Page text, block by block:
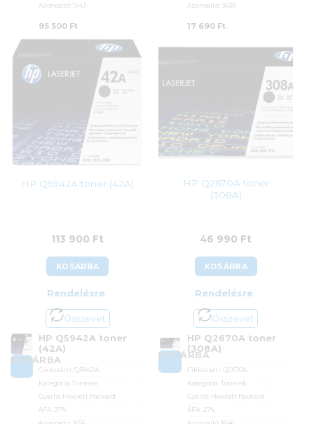
Azonosító:1543
95 500 Ft
Azonosító: 3639
17 690 Ft
HP Q5942A toner (42A)
113 900 Ft
KOSÁRBA
Rendelésre
Összevet
KOSÁRBA
HP Q5942A toner
(42A)
Cikkszám:Q5942A
Kategória:Tonerek
Gyártó: Hewlett Packard
ÁFA: 27%
HP Q2670A toner
(308A)
46 990 Ft
KOSÁRBA
Rendelésre
Összevet
KOSÁRBA
HP Q2670A toner
(308A)
Cikkszám: Q2670A
Kategória: Tonerek
Gyártó: Hewlett Packard
ÁFA: 27%